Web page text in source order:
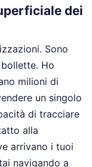
dei
Sono
Ho
milioni di
un singolo
di tracciare
alla
arrivano i tuoi
navigando a